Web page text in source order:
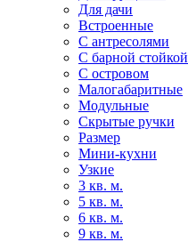
Для дачи
Встроенные
С антресолями
С барной стойкой
С островом
Малогабаритные
Модульные
Скрытые ручки
Размер
Мини-кухни
Узкие
3 кв. м.
5 кв. м.
6 кв. м.
9 кв. м.